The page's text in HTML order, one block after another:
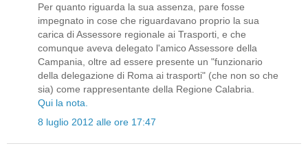
Per quanto riguarda la sua assenza, pare fosse
impegnato in cose che riguardavano proprio la sua
carica di Assessore regionale ai Trasporti, e che
comunque aveva delegato l'amico Assessore della
Campania, oltre ad essere presente un "funzionario
della delegazione di Roma ai trasporti" (che non so che
sia) come rappresentante della Regione Calabria.
Qui la nota.
8 luglio 2012 alle ore 17:47